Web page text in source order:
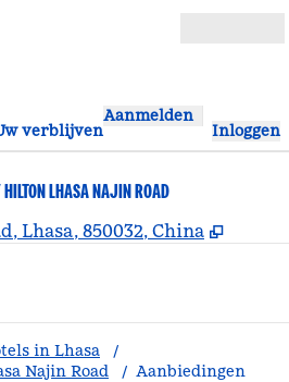
verblijven
Aanmelden
Inloggen
LHASA NAJIN ROAD
Lhasa, 850032, China ,
in Lhasa
/
Najin Road
/ Aanbiedingen